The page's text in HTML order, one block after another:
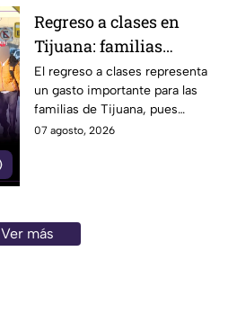
Regreso a clases en
Tijuana: familias
podrían gastar hasta 5
mil pesos en uniformes
y calzado
El regreso a clases representa
un gasto importante para las
familias de Tijuana, pues
uniformes y calzado pueden
07 agosto, 2026
Ver más